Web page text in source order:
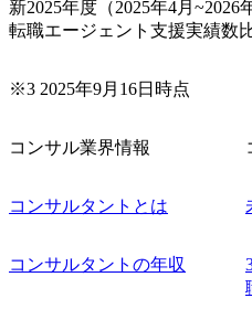
新2025年度（2025年4月
転職エージェント支援実績数
※3 2025年9月16日時点
コンサル業界情報
コンサルタントとは
コンサルタントの年収